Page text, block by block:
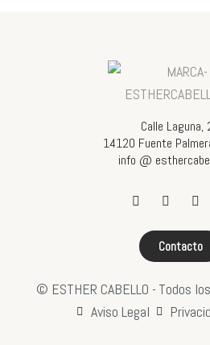
Calle Laguna,
14120 Fuente
info @
Contacto
© ESTHER CABELLO - Todos
Aviso Legal